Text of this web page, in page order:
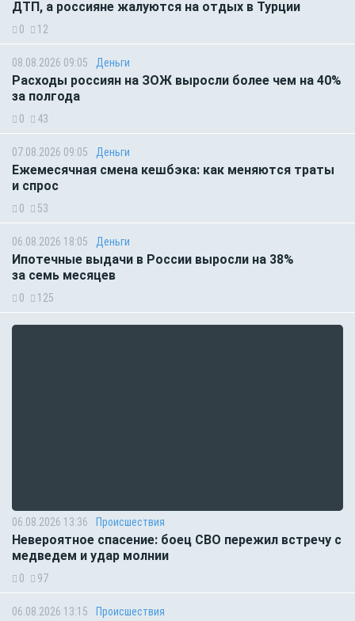
ДТП, а россияне жалуются на отдых в Турции
0 12
08.08.2026 09:05 Деньги
Расходы россиян на ЗОЖ выросли более чем на 40%
за полгода
0 43
07.08.2026 09:05 Деньги
Ежемесячная смена кешбэка: как меняются траты
и спрос
0 53
06.08.2026 18:05 Деньги
Ипотечные выдачи в России выросли на 38%
за семь месяцев
0 125
06.08.2026 13:36 Происшествия
Невероятное спасение: боец СВО пережил встречу с
медведем и удар молнии
0 97
06.08.2026 13:15 Происшествия